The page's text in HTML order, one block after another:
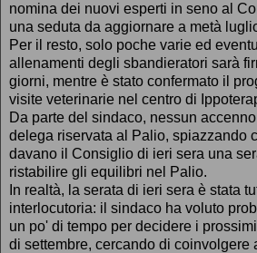
nomina dei nuovi esperti in seno al
una seduta da aggiornare a metà
Per il resto, solo poche varie ed
allenamenti degli sbandieratori sarà
giorni, mentre è stato confermato il
visite veterinarie nel centro di
Da parte del sindaco, nessun
delega riservata al Palio, spiazzando
davano il Consiglio di ieri sera una
ristabilire gli equilibri nel Palio.
In realtà, la serata di ieri sera è stata
interlocutoria: il sindaco ha voluto
un po' di tempo per decidere i
di settembre, cercando di coinvolgere